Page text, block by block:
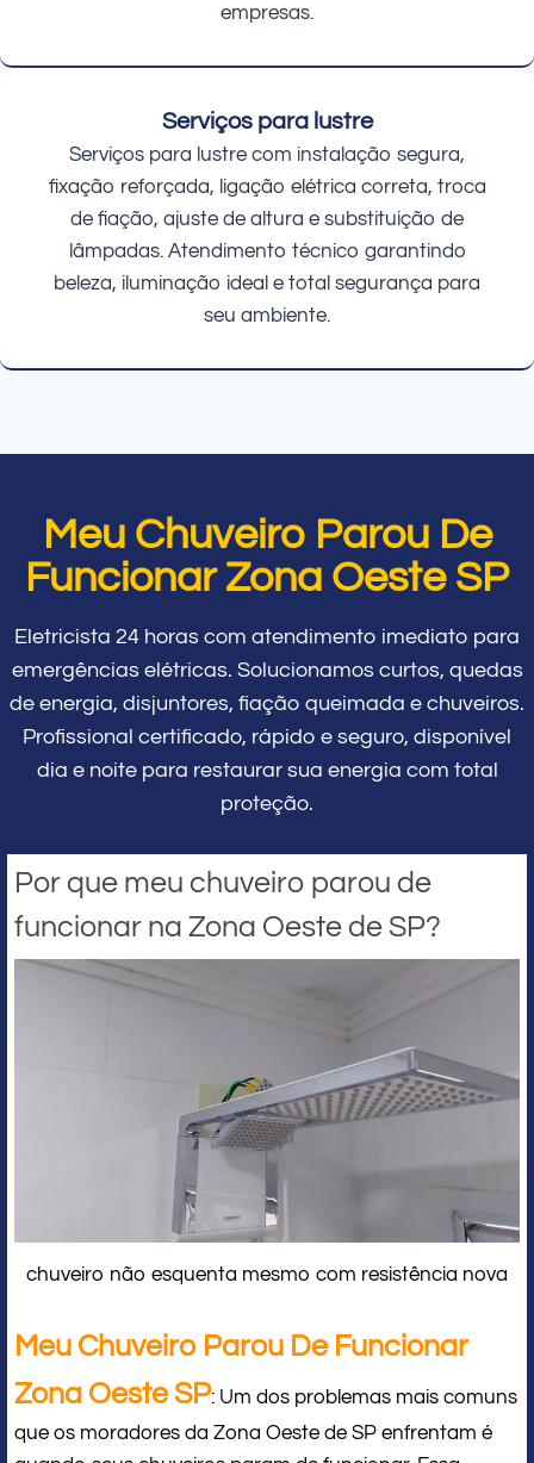
empresas.
Serviços para lustre
Serviços para lustre com instalação segura,
fixação reforçada, ligação elétrica correta, troca
de fiação, ajuste de altura e substituição de
lâmpadas. Atendimento técnico garantindo
beleza, iluminação ideal e total segurança para
seu ambiente.
Meu Chuveiro Parou De
Funcionar Zona Oeste SP
Eletricista 24 horas com atendimento imediato para
emergências elétricas. Solucionamos curtos, quedas
de energia, disjuntores, fiação queimada e chuveiros.
Profissional certificado, rápido e seguro, disponível
dia e noite para restaurar sua energia com total
proteção.
Por que meu chuveiro parou de
funcionar na Zona Oeste de SP?
chuveiro não esquenta mesmo com resistência nova
Meu Chuveiro Parou De Funcionar
Zona Oeste SP: Um dos problemas mais comuns
que os moradores da Zona Oeste de SP enfrentam é